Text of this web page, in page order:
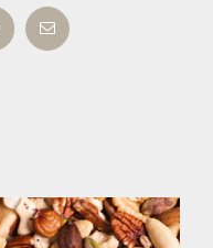
Email